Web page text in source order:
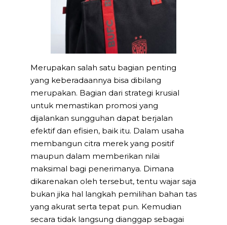
Merupakan salah satu bagian penting
yang keberadaannya bisa dibilang
merupakan. Bagian dari strategi krusial
untuk memastikan promosi yang
dijalankan sungguhan dapat berjalan
efektif dan efisien, baik itu. Dalam usaha
membangun citra merek yang positif
maupun dalam memberikan nilai
maksimal bagi penerimanya. Dimana
dikarenakan oleh tersebut, tentu wajar saja
bukan jika hal langkah pemilihan bahan tas
yang akurat serta tepat pun. Kemudian
secara tidak langsung dianggap sebagai